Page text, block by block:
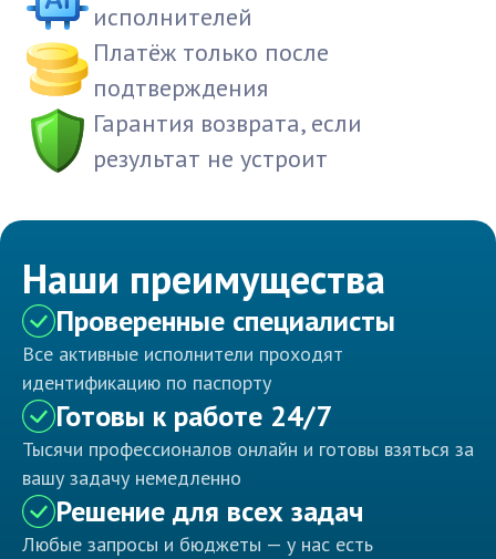
исполнителей
Платёж только после
подтверждения
Гарантия возврата, если
результат не устроит
Наши преимущества
Проверенные специалисты
Все активные исполнители проходят
идентификацию по паспорту
Готовы к работе 24/7
Тысячи профессионалов онлайн и готовы взяться за
вашу задачу немедленно
Решение для всех задач
Любые запросы и бюджеты — у нас есть